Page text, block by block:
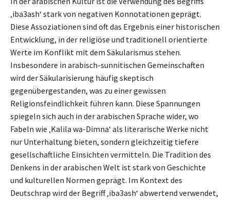
‚iba3ash‘ stark von negativen Konnotationen geprägt.
Diese Assoziationen sind oft das Ergebnis einer historischen
Entwicklung, in der religiöse und traditionell orientierte
Werte im Konflikt mit dem Säkularismus stehen.
Insbesondere in arabisch-sunnitischen Gemeinschaften
wird der Säkularisierung häufig skeptisch
gegenübergestanden, was zu einer gewissen
Religionsfeindlichkeit führen kann. Diese Spannungen
spiegeln sich auch in der arabischen Sprache wider, wo
Fabeln wie ‚Kalila wa-Dimna‘ als literarische Werke nicht
nur Unterhaltung bieten, sondern gleichzeitig tiefere
gesellschaftliche Einsichten vermitteln. Die Tradition des
Denkens in der arabischen Welt ist stark von Geschichte
und kulturellen Normen geprägt. Im Kontext des
Deutschrap wird der Begriff ‚iba3ash‘ abwertend verwendet,